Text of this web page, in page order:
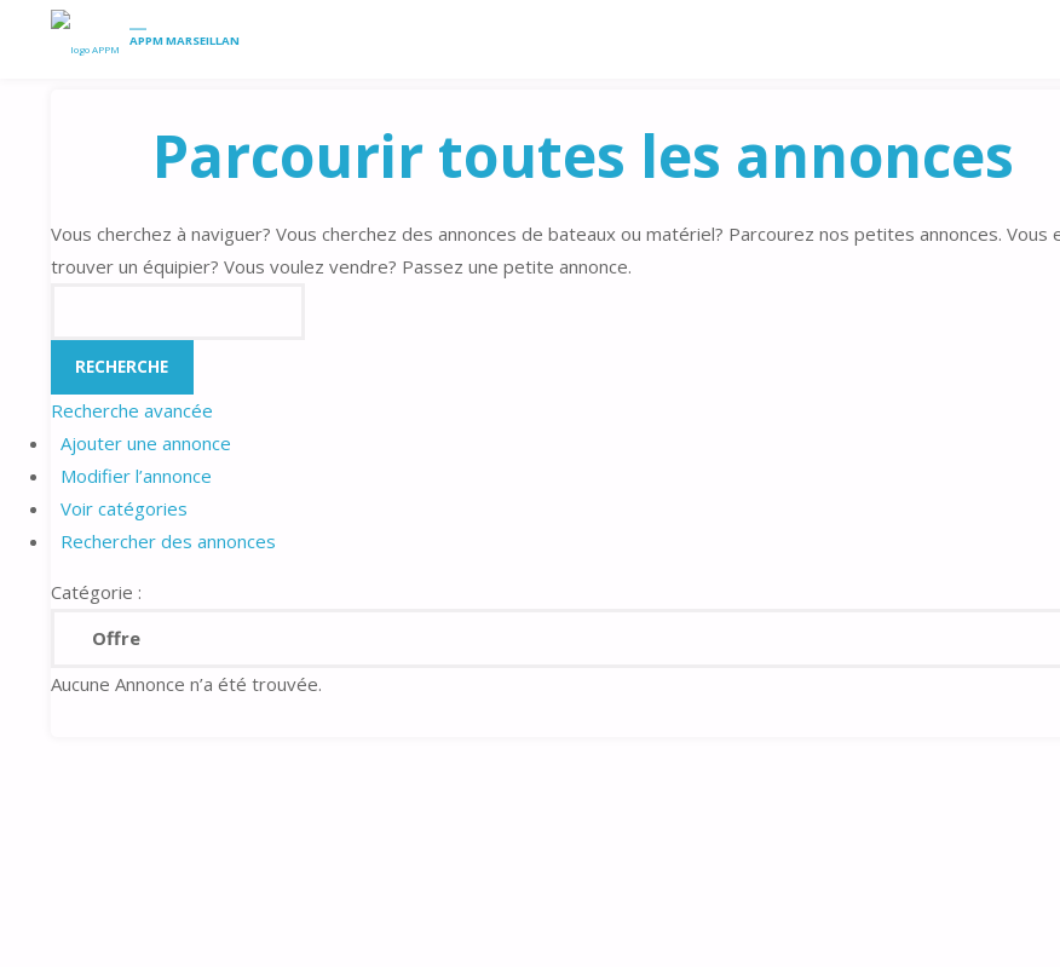
APPM MARSEILLAN
HOMEPETITES ANNONCES
Parcourir toutes les annonces
Vous cherchez à naviguer? Vous cherchez des annonces de bateaux ou matériel? Parcourez nos petites annonces. Vous
trouver un équipier? Vous voulez vendre? Passez une petite annonce.
Recherche avancée
Ajouter une annonce
Modifier l’annonce
Voir catégories
Rechercher des annonces
Catégorie :
Aucune Annonce n’a été trouvée.